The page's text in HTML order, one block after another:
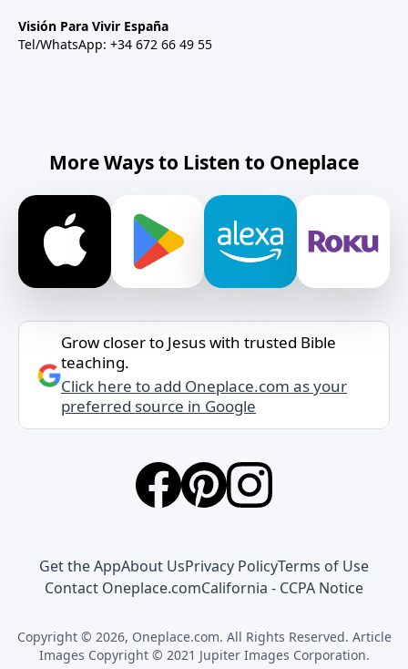
Visión Para Vivir España
Tel/WhatsApp: +34 672 66 49 55
More Ways to Listen to Oneplace
Grow closer to Jesus with trusted Bible
teaching.
Click here to add Oneplace.com as your
preferred source in Google
Get the AppAbout UsPrivacy PolicyTerms of Use
Contact Oneplace.comCalifornia - CCPA Notice
Copyright © 2026, Oneplace.com. All Rights Reserved. Article
Images Copyright © 2021 Jupiter Images Corporation.